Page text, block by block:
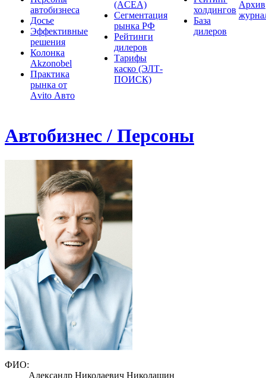
автобизнеса
Досье
Эффективные
решения
Колонка
Akzonobel
Практика
рынка от
Аvito Авто
(ACEA)
Сегментация
рынка РФ
Рейтинги
дилеров
Тарифы
каско (ЭЛТ-
ПОИСК)
холдингов
База
дилеров
Архив
Автобизнес / Персоны
ФИО:
Александр Николаевич Николашин